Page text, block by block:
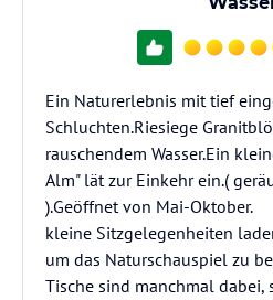
Ein Naturerlebnis mit tief
Schluchten.Riesiege
rauschendem Wasser.Ein
Alm" lät zur Einkehr ein.(
).Geöffnet von Mai-Oktober.
kleine Sitzgelegenheiten
um das Naturschauspiel zu
Tische sind manchmal dabei,